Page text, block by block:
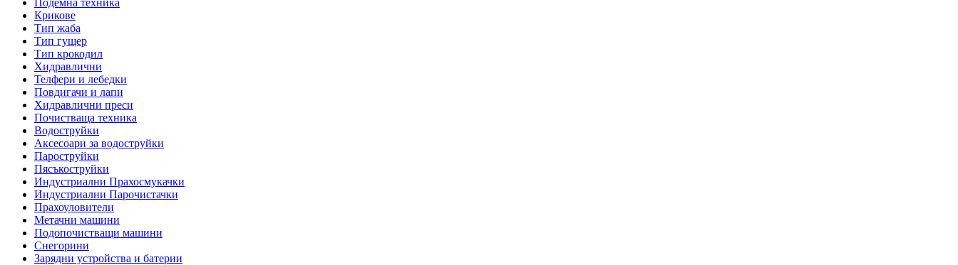
Подемна техника
Крикове
Тип жаба
Тип гущер
Тип крокодил
Хидравлични
Телфери и лебедки
Повдигачи и лапи
Хидравлични преси
Почистваща техника
Водоструйки
Аксесоари за водоструйки
Пароструйки
Пясъкоструйки
Индустриални Прахосмукачки
Индустриални Парочистачки
Прахоуловители
Метачни машини
Подопочистващи машини
Снегорини
Зарядни устройства и батерии